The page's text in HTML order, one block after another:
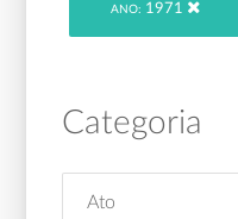
ANO: 1971
Categoria
Ato